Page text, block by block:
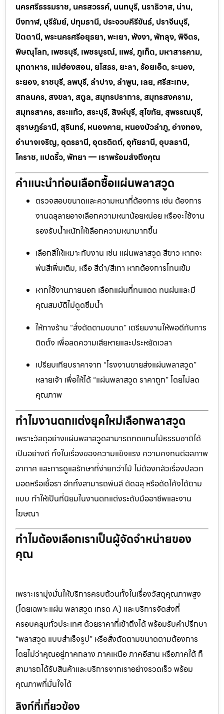
นครศรีธรรมราช, นครสวรรค์, นนทบุรี, นราธิวาส, น่าน,
บึงกาฬ, บุรีรัมย์, ปทุมธานี, ประจวบคีรีขันธ์, ปราจีนบุรี,
ปัตตานี, พระนครศรีอยุธยา, พะเยา, พังงา, พัทลุง, พิจิตร,
พิษณุโลก, เพชรบุรี, เพชรบูรณ์, แพร่, ภูเก็ต, มหาสารคาม,
มุกดาหาร, แม่ฮ่องสอน, ยโสธร, ยะลา, ร้อยเอ็ด, ระนอง,
ระยอง, ราชบุรี, ลพบุรี, ลำปาง, ลำพูน, เลย, ศรีสะเกษ,
สกลนคร, สงขลา, สตูล, สมุทรปราการ, สมุทรสงคราม,
สมุทรสาคร, สระแก้ว, สระบุรี, สิงห์บุรี, สุโขทัย, สุพรรณบุรี,
สุราษฎร์ธานี, สุรินทร์, หนองคาย, หนองบัวลำภู, อ่างทอง,
อำนาจเจริญ, อุดรธานี, อุตรดิตถ์, อุทัยธานี, อุบลธานี,
โคราช, แปดริ้ว, พัทยา — เราพร้อมส่งถึงคุณ
คำแนะนำก่อนเลือกซื้อแผ่นพลาสวูด
ตรวจสอบขนาดและความหนาที่ต้องการ เช่น ต้องการ
งานฉลุลายอาจเลือกความหนาน้อยหน่อย หรือจะใช้งาน
รองรับน้ำหนักให้เลือกความหนามากขึ้น
เลือกสีให้เหมาะกับงาน เช่น แผ่นพลาสวูด สีขาว หากจะ
พ่นสีเพิ่มเติม, หรือ สีดำ/สีเทา หากต้องการโทนเข้ม
หากใช้งานภายนอก เลือกแผ่นที่ทนแดด ทนฝนและมี
คุณสมบัติไม่ดูดซึมน้ำ
ให้ทางร้าน “สั่งตัดตามขนาด” เตรียมงานให้พอดีกับการ
ติดตั้ง เพื่อลดความเสียหายและประหยัดเวลา
เปรียบเทียบราคาจาก “โรงงานขายส่งแผ่นพลาสวูด”
หลายเจ้า เพื่อให้ได้ “แผ่นพลาสวูด ราคาถูก” โดยไม่ลด
คุณภาพ
ทำไมงานตกแต่งยุคใหม่เลือกพลาสวูด
เพราะวัสดุอย่างแผ่นพลาสวูดสามารถทดแทนไม้ธรรมชาติได้
เป็นอย่างดี ทั้งในเรื่องของความแข็งแรง ความคงทนต่อสภาพ
อากาศ และการดูแลรักษาที่ง่ายกว่าไม้ ไม่ต้องกลัวเรื่องปลวก
มอดหรือเชื้อรา อีกทั้งสามารถพ่นสี ตัดฉลุ หรือดัดโค้งได้ตาม
แบบ ทำให้เป็นที่นิยมในงานตกแต่งระดับมืออาชีพและงาน
โฆษณา
ทำไมต้องเลือกเราเป็นผู้จัดจำหน่ายของ
คุณ
เพราะเรามุ่งมั่นให้บริการครบถ้วนทั้งในเรื่องวัสดุคุณภาพสูง
(โดยเฉพาะแผ่น พลาสวูด เกรด A) และบริการจัดส่งที่
ครอบคลุมทั่วประเทศ ด้วยราคาที่เข้าถึงได้ พร้อมรับคำปรึกษา
“พลาสวูด แบบสำเร็จรูป” หรือสั่งตัดตามขนาดตามต้องการ
โดยไม่ว่าคุณอยู่ภาคกลาง ภาคเหนือ ภาคอีสาน หรือภาคใต้ ก็
สามารถได้รับสินค้าและบริการจากเราอย่างรวดเร็ว พร้อม
คุณภาพที่มั่นใจได้
ลิงก์ที่เกี่ยวข้อง